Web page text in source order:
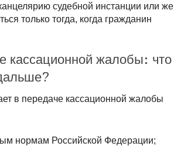
судебной инстанции или же
только тогда, когда гражданин
кассационной жалобы: что
в передаче кассационной жалобы
нормам Российской Федерации;